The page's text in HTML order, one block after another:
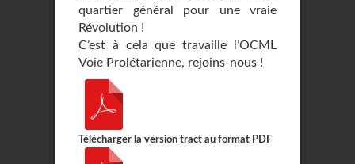
quartier général pour une vraie
Révolution !
C’est à cela que travaille l’OCML
Voie Prolétarienne, rejoins-nous !
Télécharger la version tract au format PDF